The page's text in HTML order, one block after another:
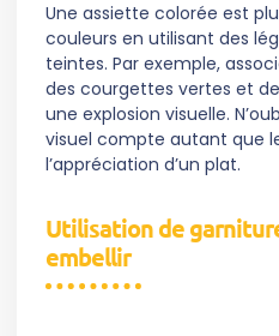
Une assiette colorée est
couleurs en utilisant des
teintes. Par exemple,
des courgettes vertes et
une explosion visuelle.
visuel compte autant que
l’appréciation d’un plat.
Utilisation de
embellir